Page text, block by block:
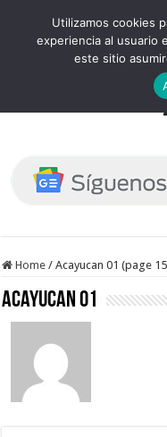
Home / Acayucan 01 (page
Acayucan 01
Utilizamos cookies
experiencia al usuario
este sitio